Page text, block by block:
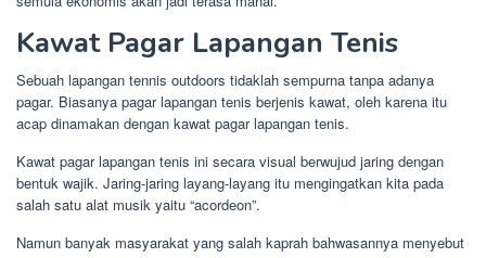
Kawat Pagar Lapangan Tenis
Sebuah lapangan tennis outdoors tidaklah sempurna tanpa adanya
pagar. Biasanya pagar lapangan tenis berjenis kawat, oleh karena itu
acap dinamakan dengan kawat pagar lapangan tenis.
Kawat pagar lapangan tenis ini secara visual berwujud jaring dengan
bentuk wajik. Jaring-jaring layang-layang itu mengingatkan kita pada
salah satu alat musik yaitu “acordeon”.
Namun banyak masyarakat yang salah kaprah bahwasannya menyebut